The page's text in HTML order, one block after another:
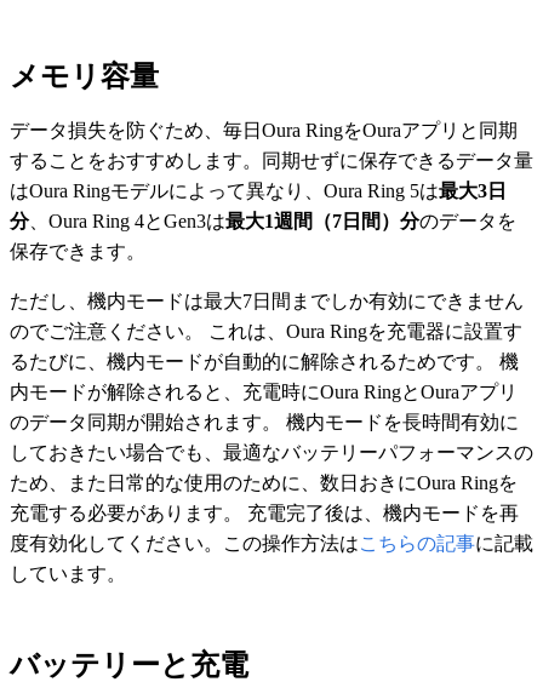
メモリ容量
データ損失を防ぐため、毎日Oura RingをOuraアプリと同期
することをおすすめします。同期せずに保存できるデータ量
はOura Ringモデルによって異なり、Oura Ring 5は最大3日
分、Oura Ring 4とGen3は最大1週間（7日間）分のデータを
保存できます。
ただし、機内モードは最大7日間までしか有効にできません
のでご注意ください。 これは、Oura Ringを充電器に設置す
るたびに、機内モードが自動的に解除されるためです。 機
内モードが解除されると、充電時にOura RingとOuraアプリ
のデータ同期が開始されます。 機内モードを長時間有効に
しておきたい場合でも、最適なバッテリーパフォーマンスの
ため、また日常的な使用のために、数日おきにOura Ringを
充電する必要があります。 充電完了後は、機内モードを再
度有効化してください。この操作方法はこちらの記事に記載
しています。
バッテリーと充電